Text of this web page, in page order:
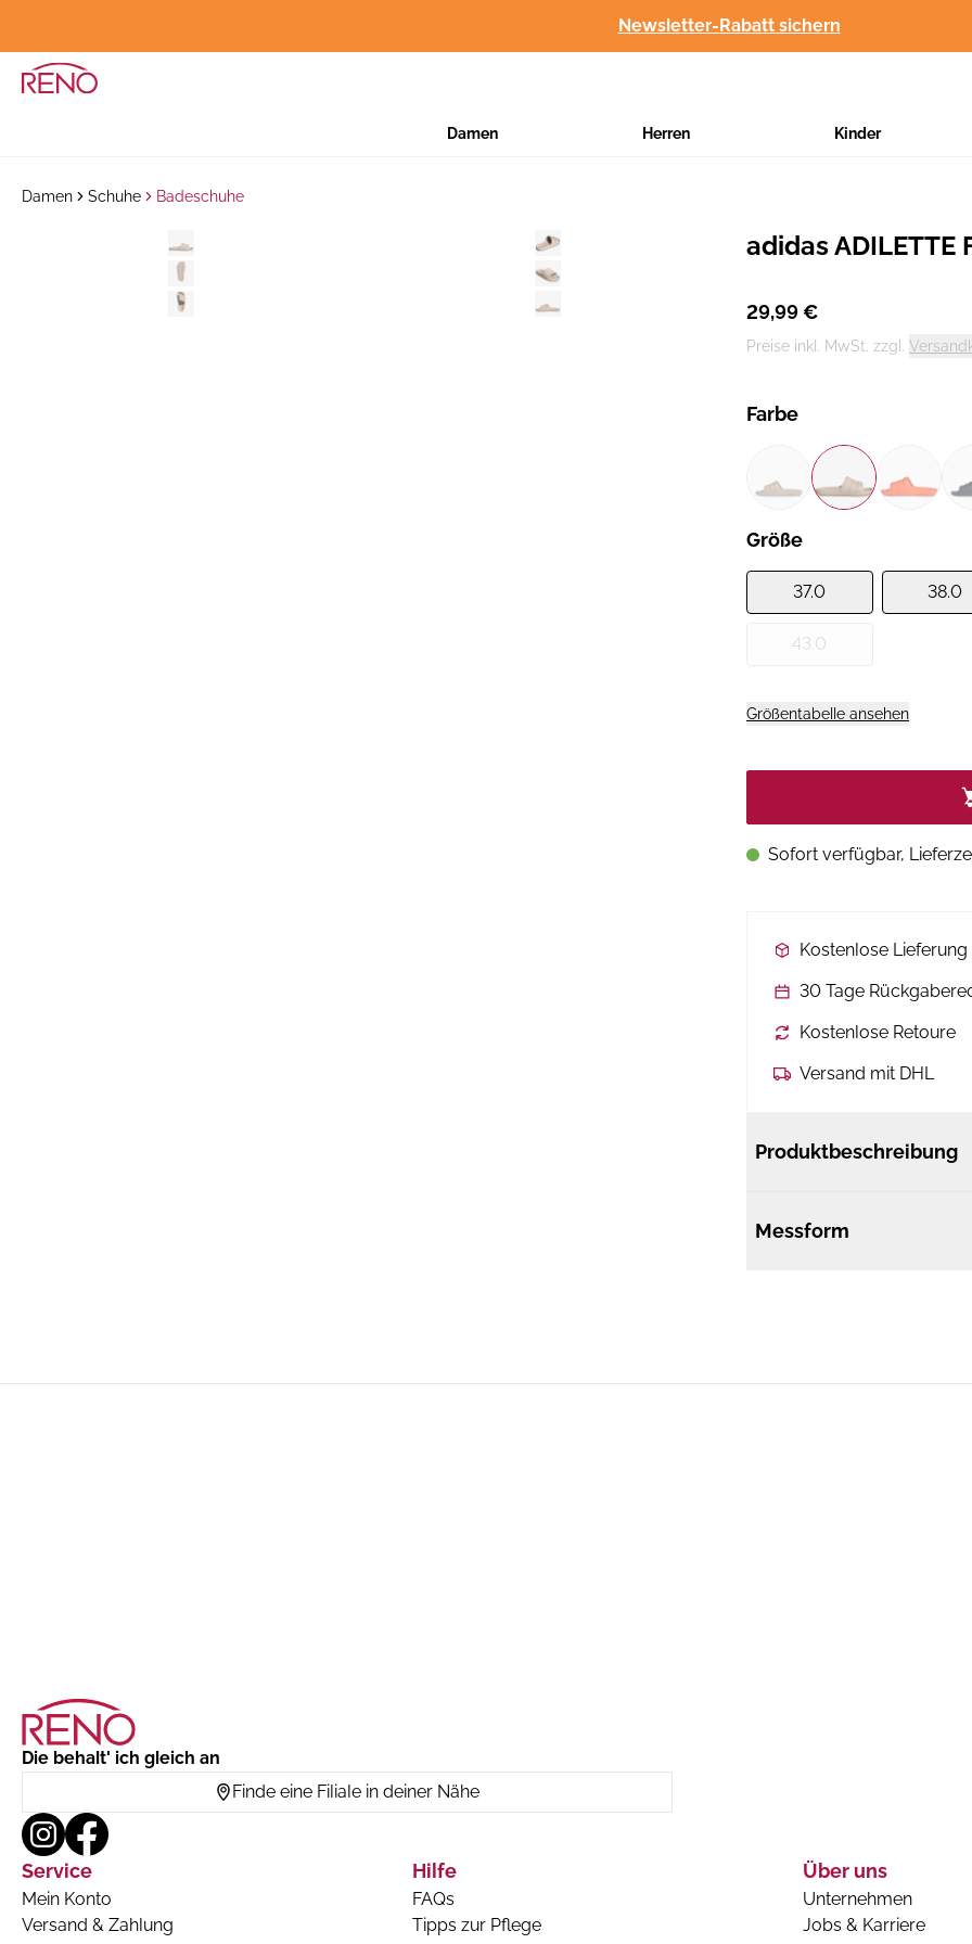
Newsletter-Rabatt sichern
Damen Herren Kinder
Damen Schuhe Badeschuhe
Hersteller:
adidas ADILETTE
29,99 €
Preise inkl. MwSt. zzgl.
Farbe
Größe
37.0 38.0
43.0
Größentabelle ansehen
Sofort verfügbar,
Kostenlose
30 Tage
Kostenlose Retoure
Versand mit DHL
Produktbeschreibung
Messform
Die behalt' ich gleich an
Finde eine Filiale in deiner Nähe
Service
Mein Konto
Versand & Zahlung
Hilfe
FAQs
Tipps zur Pflege
Über uns
Unternehmen
Jobs & Karriere